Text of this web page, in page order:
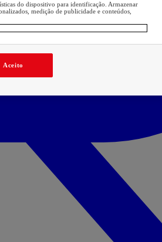
do dispositivo para identificação. Armazenar
medição de publicidade e conteúdos,
Aceito